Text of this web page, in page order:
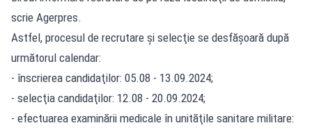
scrie Agerpres.
Astfel, procesul de recrutare şi selecţie se desfăşoară după
următorul calendar:
- înscrierea candidaţilor: 05.08 - 13.09.2024;
- selecţia candidaţilor: 12.08 - 20.09.2024;
- efectuarea examinării medicale în unităţile sanitare militare: